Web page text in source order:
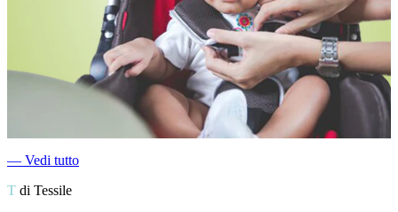
― Vedi tutto
T di Tessile